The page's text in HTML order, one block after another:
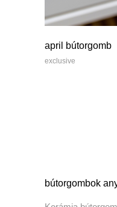
april bútorgomb
exclusive
bútorgombok